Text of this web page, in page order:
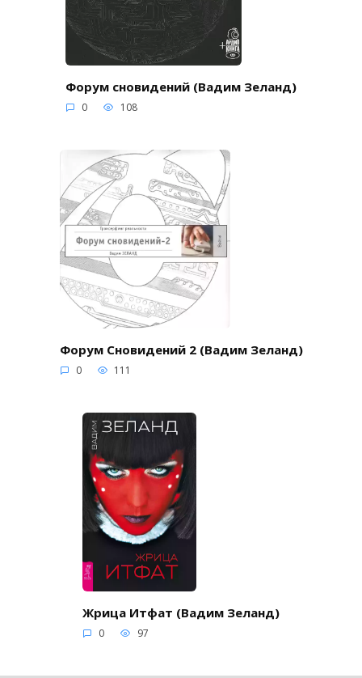
Форум сновидений (Вадим Зеланд)
0 108
Форум Сновидений 2 (Вадим Зеланд)
0 111
Жрица Итфат (Вадим Зеланд)
0 97